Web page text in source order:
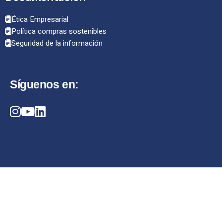
Ética Empresarial
Política compras sostenibles
Seguridad de la información
Síguenos en: